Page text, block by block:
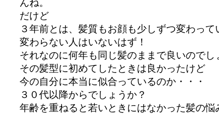
んね。
だけど
３年前とは、髪質もお顔も少しずつ変わって
変わらない人はいないはず！
それなのに何年も同じ髪のままで良いのでし
その髪型に初めてしたときは良かったけど
今の自分に本当に似合っているのか・・・
３０代以降からでしょうか？
年齢を重ねると若いときにはなかった髪の悩